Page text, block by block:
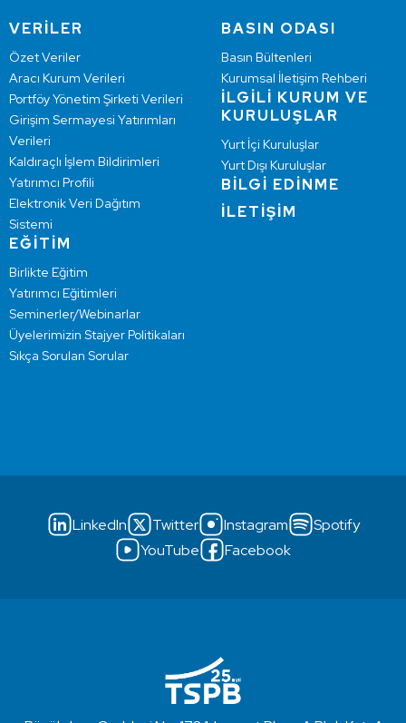
VERİLER
Özet Veriler
Aracı Kurum Verileri
Portföy Yönetim Şirketi Verileri
Girişim Sermayesi Yatırımları
Verileri
Kaldıraçlı İşlem Bildirimleri
Yatırımcı Profili
Elektronik Veri Dağıtım
Sistemi
EĞİTİM
Birlikte Eğitim
Yatırımcı Eğitimleri
Seminerler/Webinarlar
Üyelerimizin Stajyer Politikaları
Sıkça Sorulan Sorular
BASIN ODASI
Basın Bültenleri
Kurumsal İletişim Rehberi
İLGİLİ KURUM VE
KURULUŞLAR
Yurt İçi Kuruluşlar
Yurt Dışı Kuruluşlar
BİLGİ EDİNME
İLETİŞİM
LinkedIn Twitter Instagram
Spotify
YouTube
Facebook